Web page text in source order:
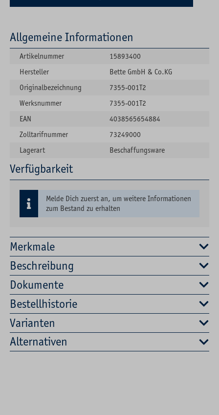
Merkmale
Beschreibung
Dokumente
Bestellhistorie
Varianten
Alternativen
Allgemeine Informationen
Artikelnummer
15893400
Hersteller
Bette GmbH & Co.KG
Originalbezeichnung
7355-001T2
Werksnummer
7355-001T2
EAN
4038565654884
Zolltarifnummer
73249000
Lagerart
Beschaffungsware
Verfügbarkeit
Melde Dich zuerst an, um weitere Informationen
zum Bestand zu erhalten